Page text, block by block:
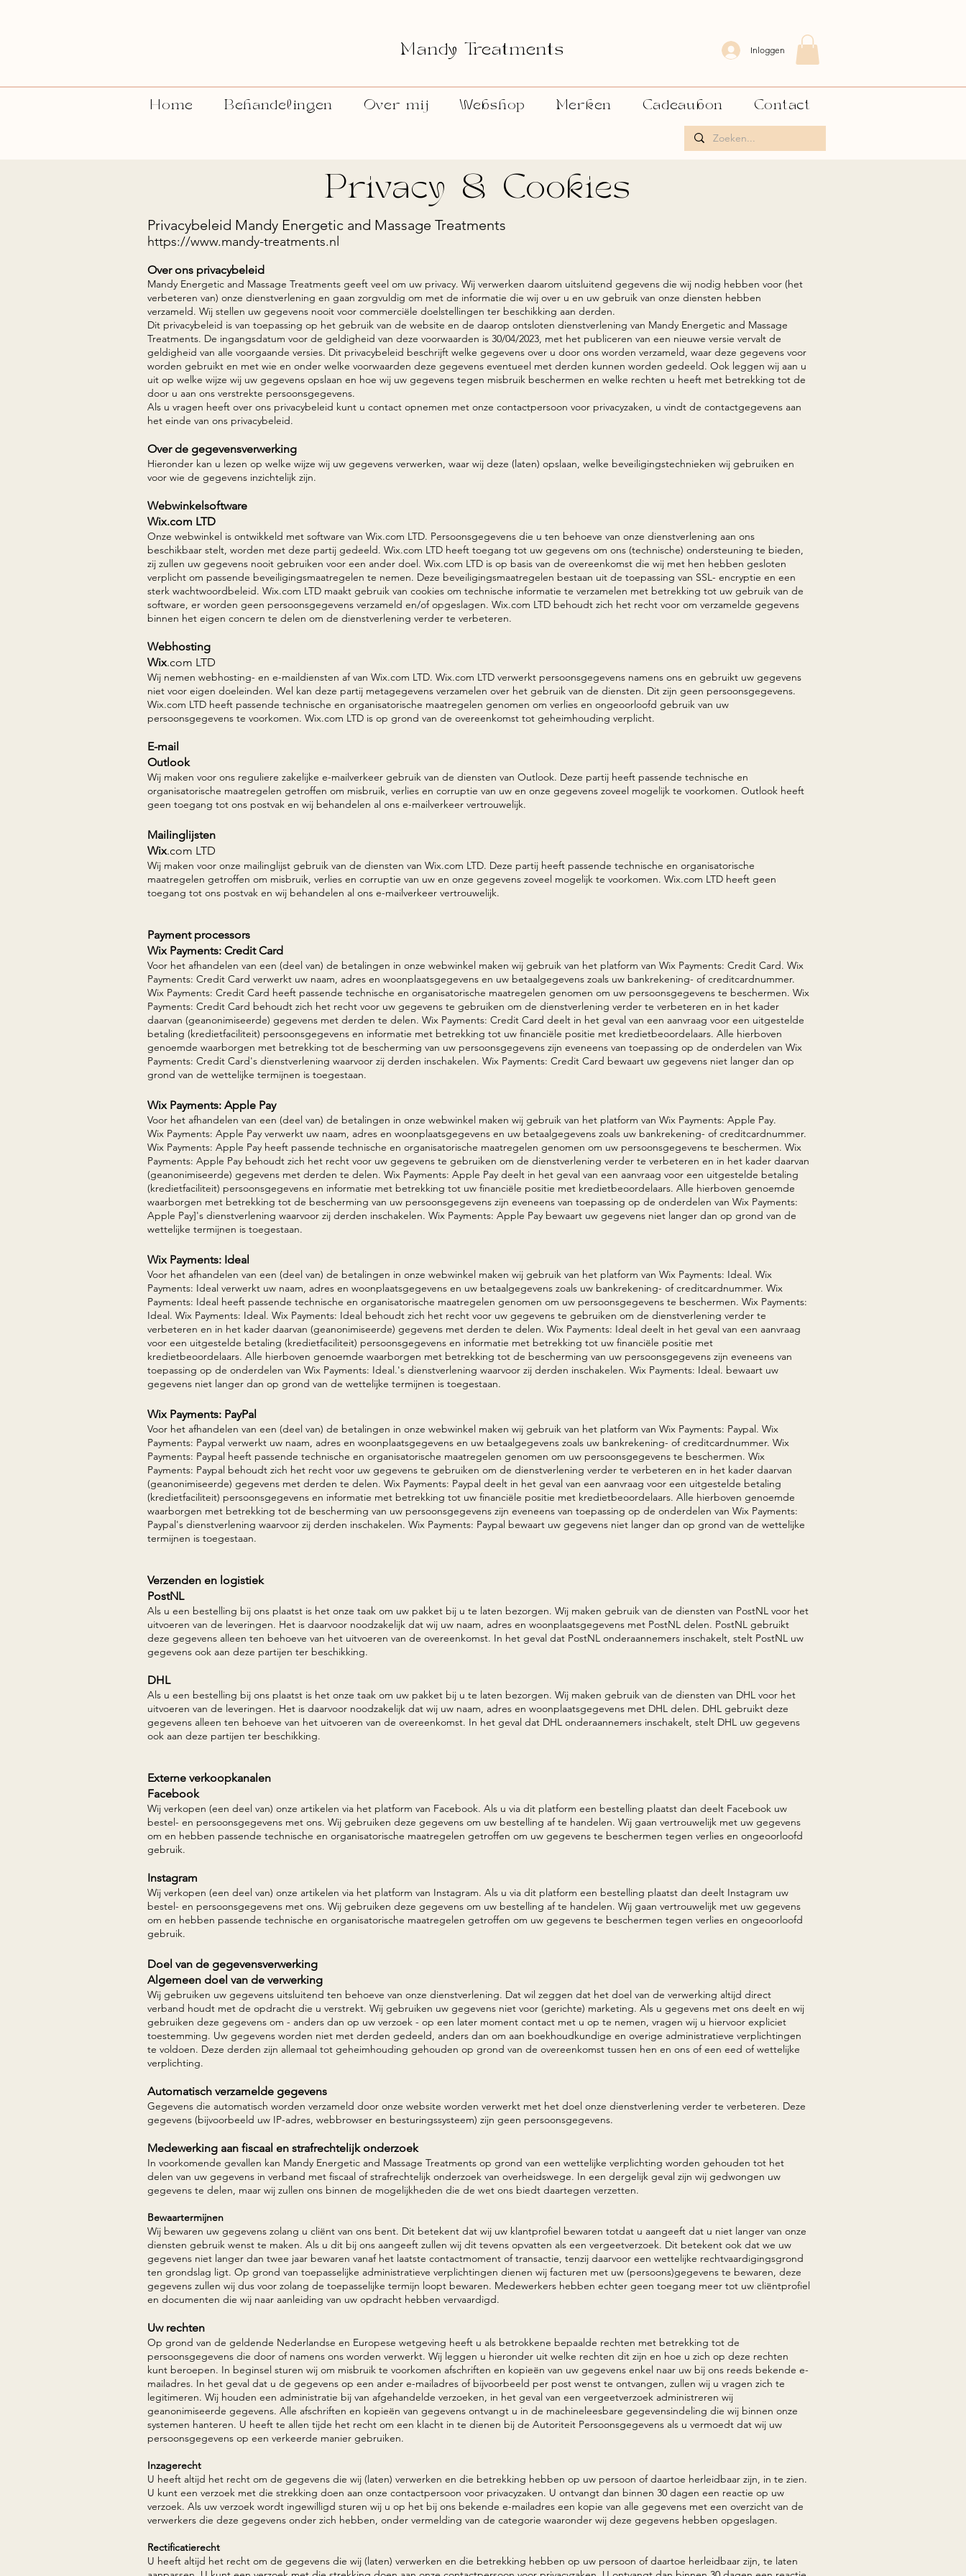
Mandy Treatments Inloggen
Home Behandelingen Over mij Webshop Merken Cadeaubon Contact
Privacy & Cookies
Privacybeleid Mandy Energetic and Massage Treatments
https://www.mandy-treatments.nl
Over ons privacybeleid
Mandy Energetic and Massage Treatments geeft veel om uw privacy. Wij verwerken daarom uitsluitend gegevens die wij nodig hebben voor (het
verbeteren van) onze dienstverlening en gaan zorgvuldig om met de informatie die wij over u en uw gebruik van onze diensten hebben
verzameld. Wij stellen uw gegevens nooit voor commerciële doelstellingen ter beschikking aan derden.
Dit privacybeleid is van toepassing op het gebruik van de website en de daarop ontsloten dienstverlening van Mandy Energetic and Massage
Treatments. De ingangsdatum voor de geldigheid van deze voorwaarden is 30/04/2023, met het publiceren van een nieuwe versie vervalt de
geldigheid van alle voorgaande versies. Dit privacybeleid beschrijft welke gegevens over u door ons worden verzameld, waar deze gegevens voor
worden gebruikt en met wie en onder welke voorwaarden deze gegevens eventueel met derden kunnen worden gedeeld. Ook leggen wij aan u
uit op welke wijze wij uw gegevens opslaan en hoe wij uw gegevens tegen misbruik beschermen en welke rechten u heeft met betrekking tot de
door u aan ons verstrekte persoonsgegevens.
Als u vragen heeft over ons privacybeleid kunt u contact opnemen met onze contactpersoon voor privacyzaken, u vindt de contactgegevens aan
het einde van ons privacybeleid.
Over de gegevensverwerking
Hieronder kan u lezen op welke wijze wij uw gegevens verwerken, waar wij deze (laten) opslaan, welke beveiligingstechnieken wij gebruiken en
voor wie de gegevens inzichtelijk zijn.
Webwinkelsoftware
Wix.com LTD
Onze webwinkel is ontwikkeld met software van Wix.com LTD. Persoonsgegevens die u ten behoeve van onze dienstverlening aan ons
beschikbaar stelt, worden met deze partij gedeeld. Wix.com LTD heeft toegang tot uw gegevens om ons (technische) ondersteuning te bieden,
zij zullen uw gegevens nooit gebruiken voor een ander doel. Wix.com LTD is op basis van de overeenkomst die wij met hen hebben gesloten
verplicht om passende beveiligingsmaatregelen te nemen. Deze beveiligingsmaatregelen bestaan uit de toepassing van SSL- encryptie en een
sterk wachtwoordbeleid. Wix.com LTD maakt gebruik van cookies om technische informatie te verzamelen met betrekking tot uw gebruik van de
software, er worden geen persoonsgegevens verzameld en/of opgeslagen. Wix.com LTD behoudt zich het recht voor om verzamelde gegevens
binnen het eigen concern te delen om de dienstverlening verder te verbeteren.
Webhosting
Wix.com LTD
Wij nemen webhosting- en e-maildiensten af van Wix.com LTD. Wix.com LTD verwerkt persoonsgegevens namens ons en gebruikt uw gegevens
niet voor eigen doeleinden. Wel kan deze partij metagegevens verzamelen over het gebruik van de diensten. Dit zijn geen persoonsgegevens.
Wix.com LTD heeft passende technische en organisatorische maatregelen genomen om verlies en ongeoorloofd gebruik van uw
persoonsgegevens te voorkomen. Wix.com LTD is op grond van de overeenkomst tot geheimhouding verplicht.
E-mail
Outlook
Wij maken voor ons reguliere zakelijke e-mailverkeer gebruik van de diensten van Outlook. Deze partij heeft passende technische en
organisatorische maatregelen getroffen om misbruik, verlies en corruptie van uw en onze gegevens zoveel mogelijk te voorkomen. Outlook heeft
geen toegang tot ons postvak en wij behandelen al ons e-mailverkeer vertrouwelijk.
Mailinglijsten
Wix.com LTD
Wij maken voor onze mailinglijst gebruik van de diensten van Wix.com LTD. Deze partij heeft passende technische en organisatorische
maatregelen getroffen om misbruik, verlies en corruptie van uw en onze gegevens zoveel mogelijk te voorkomen. Wix.com LTD heeft geen
toegang tot ons postvak en wij behandelen al ons e-mailverkeer vertrouwelijk.
Payment processors
Wix Payments: Credit Card
Voor het afhandelen van een (deel van) de betalingen in onze webwinkel maken wij gebruik van het platform van Wix Payments: Credit Card. Wix
Payments: Credit Card verwerkt uw naam, adres en woonplaatsgegevens en uw betaalgegevens zoals uw bankrekening- of creditcardnummer.
Wix Payments: Credit Card heeft passende technische en organisatorische maatregelen genomen om uw persoonsgegevens te beschermen. Wix
Payments: Credit Card behoudt zich het recht voor uw gegevens te gebruiken om de dienstverlening verder te verbeteren en in het kader
daarvan (geanonimiseerde) gegevens met derden te delen. Wix Payments: Credit Card deelt in het geval van een aanvraag voor een uitgestelde
betaling (kredietfaciliteit) persoonsgegevens en informatie met betrekking tot uw financiële positie met kredietbeoordelaars. Alle hierboven
genoemde waarborgen met betrekking tot de bescherming van uw persoonsgegevens zijn eveneens van toepassing op de onderdelen van Wix
Payments: Credit Card's dienstverlening waarvoor zij derden inschakelen. Wix Payments: Credit Card bewaart uw gegevens niet langer dan op
grond van de wettelijke termijnen is toegestaan.
Wix Payments: Apple Pay
Voor het afhandelen van een (deel van) de betalingen in onze webwinkel maken wij gebruik van het platform van Wix Payments: Apple Pay.
Wix Payments: Apple Pay verwerkt uw naam, adres en woonplaatsgegevens en uw betaalgegevens zoals uw bankrekening- of creditcardnummer.
Wix Payments: Apple Pay heeft passende technische en organisatorische maatregelen genomen om uw persoonsgegevens te beschermen. Wix
Payments: Apple Pay behoudt zich het recht voor uw gegevens te gebruiken om de dienstverlening verder te verbeteren en in het kader daarvan
(geanonimiseerde) gegevens met derden te delen. Wix Payments: Apple Pay deelt in het geval van een aanvraag voor een uitgestelde betaling
(kredietfaciliteit) persoonsgegevens en informatie met betrekking tot uw financiële positie met kredietbeoordelaars. Alle hierboven genoemde
waarborgen met betrekking tot de bescherming van uw persoonsgegevens zijn eveneens van toepassing op de onderdelen van Wix Payments:
Apple Pay]'s dienstverlening waarvoor zij derden inschakelen. Wix Payments: Apple Pay bewaart uw gegevens niet langer dan op grond van de
wettelijke termijnen is toegestaan.
Wix Payments: Ideal
Voor het afhandelen van een (deel van) de betalingen in onze webwinkel maken wij gebruik van het platform van Wix Payments: Ideal. Wix
Payments: Ideal verwerkt uw naam, adres en woonplaatsgegevens en uw betaalgegevens zoals uw bankrekening- of creditcardnummer. Wix
Payments: Ideal heeft passende technische en organisatorische maatregelen genomen om uw persoonsgegevens te beschermen. Wix Payments:
Ideal. Wix Payments: Ideal. Wix Payments: Ideal behoudt zich het recht voor uw gegevens te gebruiken om de dienstverlening verder te
verbeteren en in het kader daarvan (geanonimiseerde) gegevens met derden te delen. Wix Payments: Ideal deelt in het geval van een aanvraag
voor een uitgestelde betaling (kredietfaciliteit) persoonsgegevens en informatie met betrekking tot uw financiële positie met
kredietbeoordelaars. Alle hierboven genoemde waarborgen met betrekking tot de bescherming van uw persoonsgegevens zijn eveneens van
toepassing op de onderdelen van Wix Payments: Ideal.'s dienstverlening waarvoor zij derden inschakelen. Wix Payments: Ideal. bewaart uw
gegevens niet langer dan op grond van de wettelijke termijnen is toegestaan.
Wix Payments: PayPal
Voor het afhandelen van een (deel van) de betalingen in onze webwinkel maken wij gebruik van het platform van Wix Payments: Paypal. Wix
Payments: Paypal verwerkt uw naam, adres en woonplaatsgegevens en uw betaalgegevens zoals uw bankrekening- of creditcardnummer. Wix
Payments: Paypal heeft passende technische en organisatorische maatregelen genomen om uw persoonsgegevens te beschermen. Wix
Payments: Paypal behoudt zich het recht voor uw gegevens te gebruiken om de dienstverlening verder te verbeteren en in het kader daarvan
(geanonimiseerde) gegevens met derden te delen. Wix Payments: Paypal deelt in het geval van een aanvraag voor een uitgestelde betaling
(kredietfaciliteit) persoonsgegevens en informatie met betrekking tot uw financiële positie met kredietbeoordelaars. Alle hierboven genoemde
waarborgen met betrekking tot de bescherming van uw persoonsgegevens zijn eveneens van toepassing op de onderdelen van Wix Payments:
Paypal's dienstverlening waarvoor zij derden inschakelen. Wix Payments: Paypal bewaart uw gegevens niet langer dan op grond van de wettelijke
termijnen is toegestaan.
Verzenden en logistiek
PostNL
Als u een bestelling bij ons plaatst is het onze taak om uw pakket bij u te laten bezorgen. Wij maken gebruik van de diensten van PostNL voor het
uitvoeren van de leveringen. Het is daarvoor noodzakelijk dat wij uw naam, adres en woonplaatsgegevens met PostNL delen. PostNL gebruikt
deze gegevens alleen ten behoeve van het uitvoeren van de overeenkomst. In het geval dat PostNL onderaannemers inschakelt, stelt PostNL uw
gegevens ook aan deze partijen ter beschikking.
DHL
Als u een bestelling bij ons plaatst is het onze taak om uw pakket bij u te laten bezorgen. Wij maken gebruik van de diensten van DHL voor het
uitvoeren van de leveringen. Het is daarvoor noodzakelijk dat wij uw naam, adres en woonplaatsgegevens met DHL delen. DHL gebruikt deze
gegevens alleen ten behoeve van het uitvoeren van de overeenkomst. In het geval dat DHL onderaannemers inschakelt, stelt DHL uw gegevens
ook aan deze partijen ter beschikking.
Externe verkoopkanalen
Facebook
Wij verkopen (een deel van) onze artikelen via het platform van Facebook. Als u via dit platform een bestelling plaatst dan deelt Facebook uw
bestel- en persoonsgegevens met ons. Wij gebruiken deze gegevens om uw bestelling af te handelen. Wij gaan vertrouwelijk met uw gegevens
om en hebben passende technische en organisatorische maatregelen getroffen om uw gegevens te beschermen tegen verlies en ongeoorloofd
gebruik.
Instagram
Wij verkopen (een deel van) onze artikelen via het platform van Instagram. Als u via dit platform een bestelling plaatst dan deelt Instagram uw
bestel- en persoonsgegevens met ons. Wij gebruiken deze gegevens om uw bestelling af te handelen. Wij gaan vertrouwelijk met uw gegevens
om en hebben passende technische en organisatorische maatregelen getroffen om uw gegevens te beschermen tegen verlies en ongeoorloofd
gebruik.
Doel van de gegevensverwerking
Algemeen doel van de verwerking
Wij gebruiken uw gegevens uitsluitend ten behoeve van onze dienstverlening. Dat wil zeggen dat het doel van de verwerking altijd direct
verband houdt met de opdracht die u verstrekt. Wij gebruiken uw gegevens niet voor (gerichte) marketing. Als u gegevens met ons deelt en wij
gebruiken deze gegevens om - anders dan op uw verzoek - op een later moment contact met u op te nemen, vragen wij u hiervoor expliciet
toestemming. Uw gegevens worden niet met derden gedeeld, anders dan om aan boekhoudkundige en overige administratieve verplichtingen
te voldoen. Deze derden zijn allemaal tot geheimhouding gehouden op grond van de overeenkomst tussen hen en ons of een eed of wettelijke
verplichting.
Automatisch verzamelde gegevens
Gegevens die automatisch worden verzameld door onze website worden verwerkt met het doel onze dienstverlening verder te verbeteren. Deze
gegevens (bijvoorbeeld uw IP-adres, webbrowser en besturingssysteem) zijn geen persoonsgegevens.
Medewerking aan fiscaal en strafrechtelijk onderzoek
In voorkomende gevallen kan Mandy Energetic and Massage Treatments op grond van een wettelijke verplichting worden gehouden tot het
delen van uw gegevens in verband met fiscaal of strafrechtelijk onderzoek van overheidswege. In een dergelijk geval zijn wij gedwongen uw
gegevens te delen, maar wij zullen ons binnen de mogelijkheden die de wet ons biedt daartegen verzetten.
Bewaartermijnen
Wij bewaren uw gegevens zolang u cliënt van ons bent. Dit betekent dat wij uw klantprofiel bewaren totdat u aangeeft dat u niet langer van onze
diensten gebruik wenst te maken. Als u dit bij ons aangeeft zullen wij dit tevens opvatten als een vergeetverzoek. Dit betekent ook dat we uw
gegevens niet langer dan twee jaar bewaren vanaf het laatste contactmoment of transactie, tenzij daarvoor een wettelijke rechtvaardigingsgrond
ten grondslag ligt. Op grond van toepasselijke administratieve verplichtingen dienen wij facturen met uw (persoons)gegevens te bewaren, deze
gegevens zullen wij dus voor zolang de toepasselijke termijn loopt bewaren. Medewerkers hebben echter geen toegang meer tot uw cliëntprofiel
en documenten die wij naar aanleiding van uw opdracht hebben vervaardigd.
Uw rechten
Op grond van de geldende Nederlandse en Europese wetgeving heeft u als betrokkene bepaalde rechten met betrekking tot de
persoonsgegevens die door of namens ons worden verwerkt. Wij leggen u hieronder uit welke rechten dit zijn en hoe u zich op deze rechten
kunt beroepen. In beginsel sturen wij om misbruik te voorkomen afschriften en kopieën van uw gegevens enkel naar uw bij ons reeds bekende e-
mailadres. In het geval dat u de gegevens op een ander e-mailadres of bijvoorbeeld per post wenst te ontvangen, zullen wij u vragen zich te
legitimeren. Wij houden een administratie bij van afgehandelde verzoeken, in het geval van een vergeetverzoek administreren wij
geanonimiseerde gegevens. Alle afschriften en kopieën van gegevens ontvangt u in de machineleesbare gegevensindeling die wij binnen onze
systemen hanteren. U heeft te allen tijde het recht om een klacht in te dienen bij de Autoriteit Persoonsgegevens als u vermoedt dat wij uw
persoonsgegevens op een verkeerde manier gebruiken.
Inzagerecht
U heeft altijd het recht om de gegevens die wij (laten) verwerken en die betrekking hebben op uw persoon of daartoe herleidbaar zijn, in te zien.
U kunt een verzoek met die strekking doen aan onze contactpersoon voor privacyzaken. U ontvangt dan binnen 30 dagen een reactie op uw
verzoek. Als uw verzoek wordt ingewilligd sturen wij u op het bij ons bekende e-mailadres een kopie van alle gegevens met een overzicht van de
verwerkers die deze gegevens onder zich hebben, onder vermelding van de categorie waaronder wij deze gegevens hebben opgeslagen.
Rectificatierecht
U heeft altijd het recht om de gegevens die wij (laten) verwerken en die betrekking hebben op uw persoon of daartoe herleidbaar zijn, te laten